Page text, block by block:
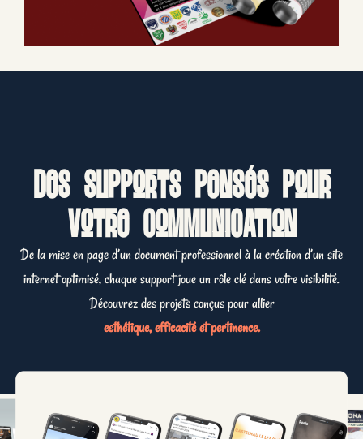
Des supports pensés pour
votre communication
De la mise en page d’un document professionnel à la création d’un site
internet optimisé, chaque support joue un rôle clé dans votre visibilité.
Découvrez des projets conçus pour allier
esthétique, efficacité et pertinence.